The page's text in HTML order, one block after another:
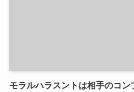
モラルハラスントは相手のコ